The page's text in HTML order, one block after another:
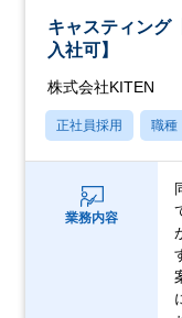
キャスティング
入社可】
株式会社KITEN
正社員採用 職種
業務内容